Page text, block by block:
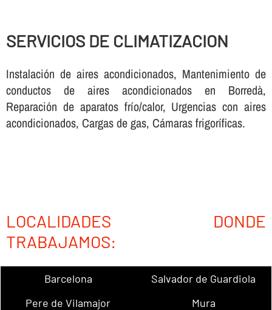
SERVICIOS DE CLIMATIZACION
Instalación de aires acondicionados, Mantenimiento de
conductos de aires acondicionados en Borredà,
Reparación de aparatos frí­o/calor, Urgencias con aires
acondicionados, Cargas de gas, Cámaras frigorí­ficas.
LOCALIDADES DONDE
TRABAJAMOS:
Barcelona
Salvador de Guardiola
Pere de Vilamajor
Mura